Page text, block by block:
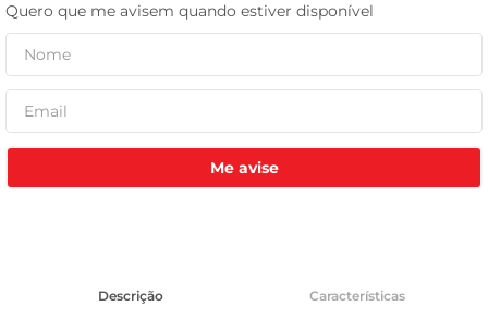
Me avise
Descrição Características
tv